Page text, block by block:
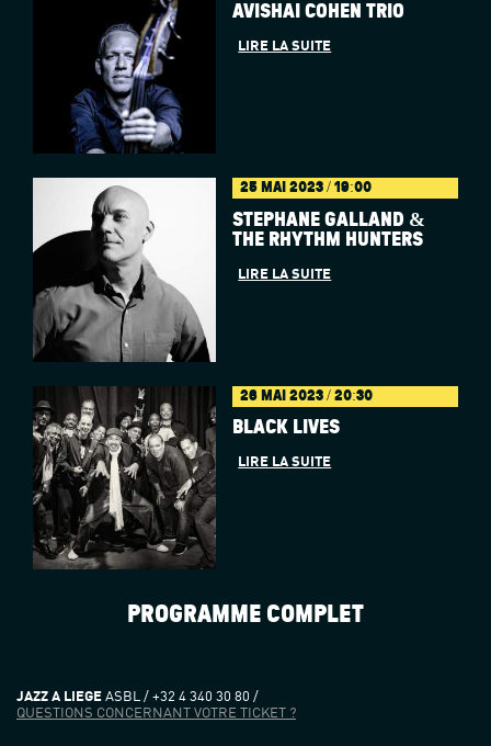
AVISHAI COHEN TRIO
LIRE LA SUITE
25 MAI 2023 / 19:00
STÉPHANE GALLAND &
THE RHYTHM HUNTERS
LIRE LA SUITE
26 MAI 2023 / 20:30
BLACK LIVES
LIRE LA SUITE
PROGRAMME COMPLET
JAZZ A LIEGE ASBL / +32 4 340 30 80 /
QUESTIONS CONCERNANT VOTRE TICKET ?